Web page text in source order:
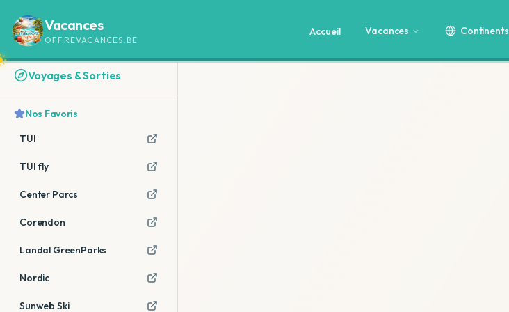
Vacances
OFFREVACANCES.BE
Accueil Vacances Continents
Voyages & Sorties
Nos Favoris
TUI
TUI fly
Center Parcs
Corendon
Landal GreenParks
Nordic
Sunweb Ski